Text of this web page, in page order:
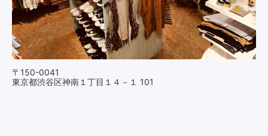
〒150-0041
東京都渋谷区神南１丁目１４－１ 101